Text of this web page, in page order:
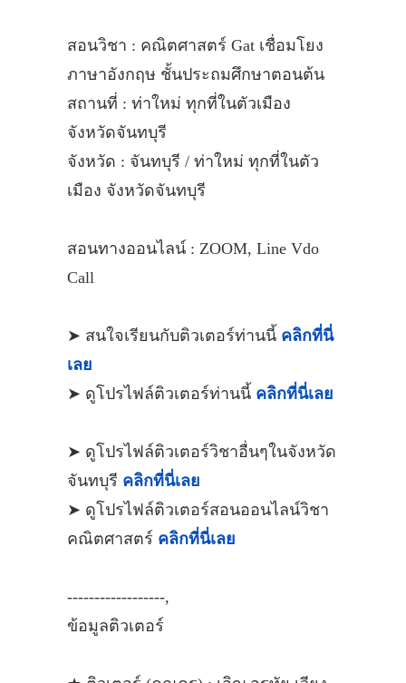
สอนวิชา : คณิตศาสตร์ Gat เชื่อมโยง
ภาษาอังกฤษ ชั้นประถมศึกษาตอนต้น
สถานที่ : ท่าใหม่ ทุกที่ในตัวเมือง
จังหวัดจันทบุรี
จังหวัด : จันทบุรี / ท่าใหม่ ทุกที่ในตัว
เมือง จังหวัดจันทบุรี
สอนทางออนไลน์ : ZOOM, Line Vdo
Call
➤ สนใจเรียนกับติวเตอร์ท่านนี้ คลิกที่นี่
เลย
➤ ดูโปรไฟล์ติวเตอร์ท่านนี้ คลิกที่นี่เลย
➤ ดูโปรไฟล์ติวเตอร์วิชาอื่นๆในจังหวัด
จันทบุรี คลิกที่นี่เลย
➤ ดูโปรไฟล์ติวเตอร์สอนออนไลน์วิชา
คณิตศาสตร์ คลิกที่นี่เลย
------------------,
ข้อมูลติวเตอร์